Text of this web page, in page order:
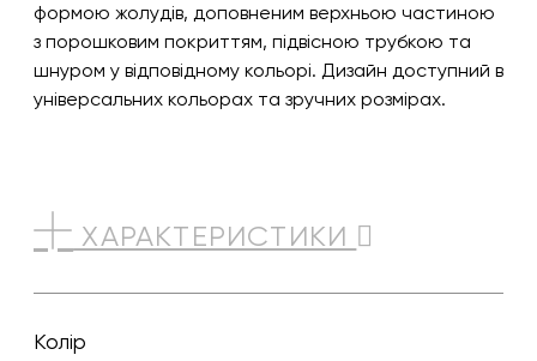
формою жолудів, доповненим верхньою частиною
з порошковим покриттям, підвісною трубкою та
шнуром у відповідному кольорі. Дизайн доступний в
універсальних кольорах та зручних розмірах.
ХАРАКТЕРИСТИКИ
Колір